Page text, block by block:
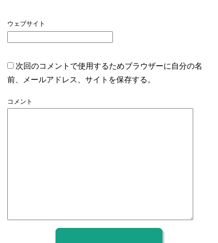
ウェブサイト
次回のコメントで使用するためブラウザーに自分の名
前、メールアドレス、サイトを保存する。
コメント